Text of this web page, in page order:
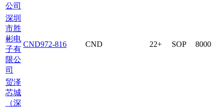
公司
深圳
市胜
彬电
子有
限公
司
CND972-816 CND 22+ SOP 8000
贸泽
芯城
（深